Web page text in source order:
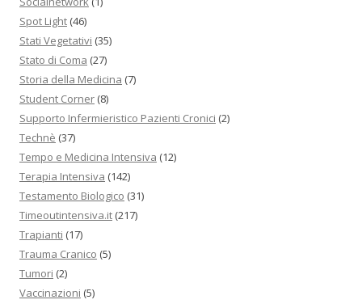
Spot Light (46)
Stati Vegetativi (35)
Stato di Coma (27)
Storia della Medicina (7)
Student Corner (8)
Supporto Infermieristico Pazienti Cronici (2)
Technè (37)
Tempo e Medicina Intensiva (12)
Terapia Intensiva (142)
Testamento Biologico (31)
Timeoutintensiva.it (217)
Trapianti (17)
Trauma Cranico (5)
Tumori (2)
Vaccinazioni (5)